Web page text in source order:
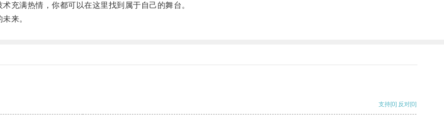
满热情，你都可以在这里找到属于自己的舞台。
来。
支持[0] 反对[0]